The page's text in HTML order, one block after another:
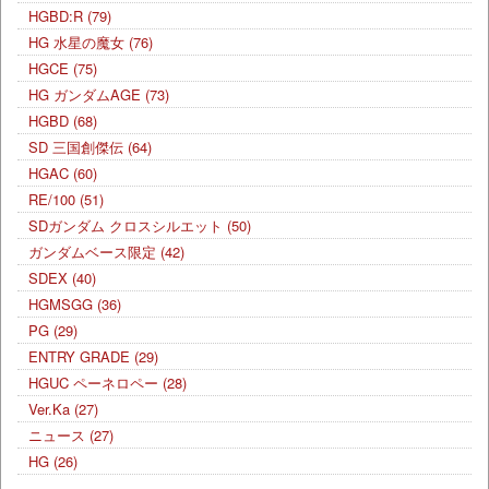
HGBD:R (79)
HG 水星の魔女 (76)
HGCE (75)
HG ガンダムAGE (73)
HGBD (68)
SD 三国創傑伝 (64)
HGAC (60)
RE/100 (51)
SDガンダム クロスシルエット (50)
ガンダムベース限定 (42)
SDEX (40)
HGMSGG (36)
PG (29)
ENTRY GRADE (29)
HGUC ペーネロペー (28)
Ver.Ka (27)
ニュース (27)
HG (26)